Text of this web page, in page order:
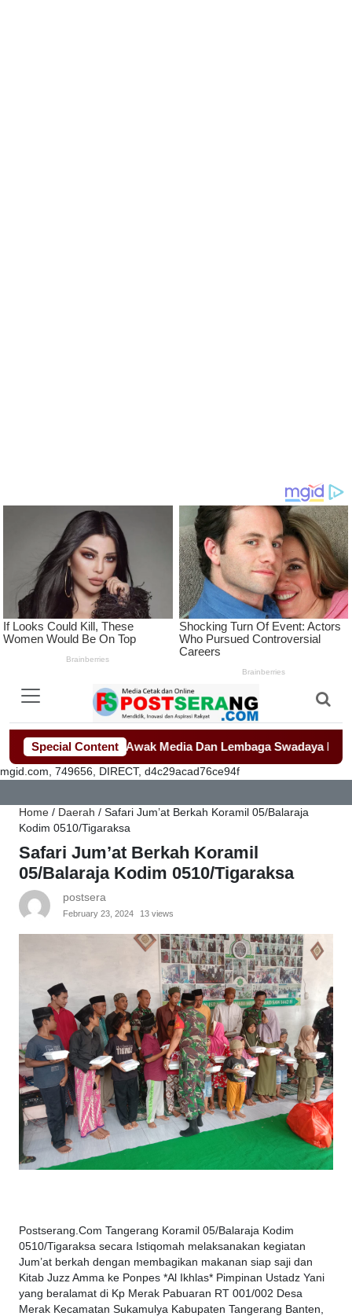
Special Content
Sorotan Awak Media Dan Lembaga Swadaya Masyarakat
mgid.com, 749656, DIRECT, d4c29acad76ce94f
Home / Daerah / Safari Jum’at Berkah Koramil 05/Balaraja
Kodim 0510/Tigaraksa
Safari Jum’at Berkah Koramil
05/Balaraja Kodim 0510/Tigaraksa
postsera
February 23, 2024 13 views
Postserang.Com Tangerang Koramil 05/Balaraja Kodim
0510/Tigaraksa secara Istiqomah melaksanakan kegiatan
Jum’at berkah dengan membagikan makanan siap saji dan
Kitab Juzz Amma ke Ponpes *Al Ikhlas* Pimpinan Ustadz Yani
yang beralamat di Kp Merak Pabuaran RT 001/002 Desa
Merak Kecamatan Sukamulya Kabupaten Tangerang Banten,